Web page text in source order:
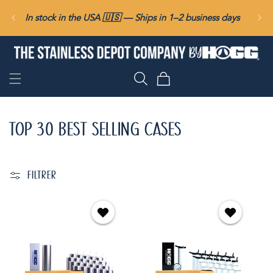
PASSER
CONTENU
In stock in the USA 🇺🇸 — Ships in 1–2 business days
Panier
TOP 30 BEST SELLING CASES
FILTRER